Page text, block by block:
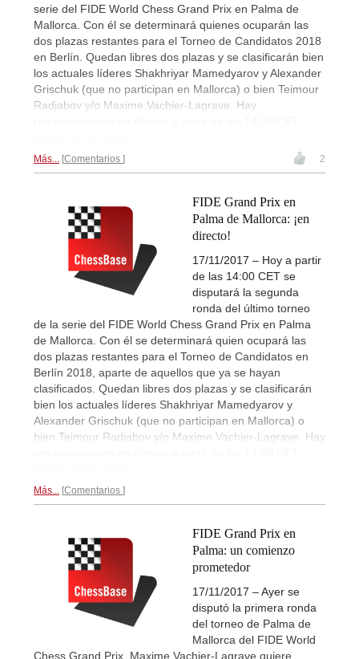
serie del FIDE World Chess Grand Prix en Palma de
Mallorca. Con él se determinará quienes ocuparán las
dos plazas restantes para el Torneo de Candidatos 2018
en Berlín. Quedan libres dos plazas y se clasificarán bien
los actuales líderes Shakhriyar Mamedyarov y Alexander
Grischuk (que no participan en Mallorca) o bien Teimour
Radjabov y/o Maxime Vachier-Lagrave. Hay
Más... Comentarios 2
FIDE Grand Prix en
Palma de Mallorca: ¡en
directo!
17/11/2017 – Hoy a partir
de las 14:00 CET se
disputará la segunda
ronda del último torneo
de la serie del FIDE World Chess Grand Prix en Palma
de Mallorca. Con él se determinará quien ocupará las
dos plazas restantes para el Torneo de Candidatos en
Berlín 2018, aparte de aquellos que ya se hayan
clasificados. Quedan libres dos plazas y se clasificarán
bien los actuales líderes Shakhriyar Mamedyarov y
Alexander Grischuk (que no participan en Mallorca) o
bien Teimour Radjabov y/o Maxime Vachier-Lagrave. Hay
Más... Comentarios
FIDE Grand Prix en
Palma: un comienzo
prometedor
17/11/2017 – Ayer se
disputó la primera ronda
del torneo de Palma de
Mallorca del FIDE World
Chess Grand Prix. Maxime Vachier-Lagrave quiere